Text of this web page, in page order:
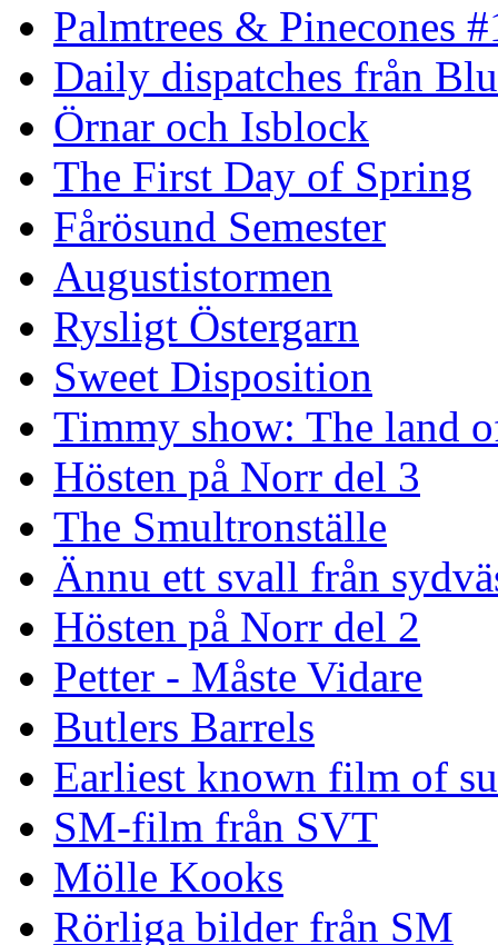
Palmtrees & Pinecones
Daily dispatches från
Örnar och Isblock
The First Day of Spring
Fårösund Semester
Augustistormen
Rysligt Östergarn
Sweet Disposition
Timmy show: The land
Hösten på Norr del 3
The Smultronställe
Ännu ett svall från
Hösten på Norr del 2
Petter - Måste Vidare
Butlers Barrels
Earliest known film of
SM-film från SVT
Mölle Kooks
Rörliga bilder från SM